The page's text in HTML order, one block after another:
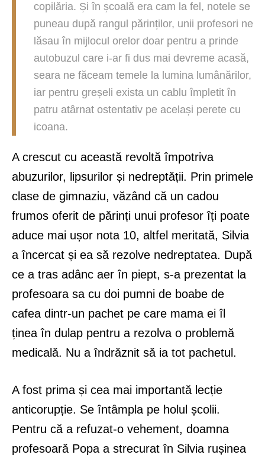
copilăria. Și în școală era cam la fel, notele se
puneau după rangul părinților, unii profesori ne
lăsau în mijlocul orelor doar pentru a prinde
autobuzul care i-ar fi dus mai devreme acasă,
seara ne făceam temele la lumina lumânărilor,
iar pentru greșeli exista un cablu împletit în
patru atârnat ostentativ pe același perete cu
icoana.
A crescut cu această revoltă împotriva
abuzurilor, lipsurilor și nedreptății. Prin primele
clase de gimnaziu, văzând că un cadou
frumos oferit de părinți unui profesor îți poate
aduce mai ușor nota 10, altfel meritată, Silvia
a încercat și ea să rezolve nedreptatea. După
ce a tras adânc aer în piept, s-a prezentat la
profesoara sa cu doi pumni de boabe de
cafea dintr-un pachet pe care mama ei îl
ținea în dulap pentru a rezolva o problemă
medicală. Nu a îndrăznit să ia tot pachetul.
A fost prima și cea mai importantă lecție
anticorupție. Se întâmpla pe holul școlii.
Pentru că a refuzat-o vehement, doamna
profesoară Popa a strecurat în Silvia rușinea